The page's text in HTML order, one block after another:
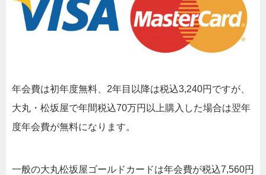
年会費は初年度無料、2年目以降は税込3,240円ですが、
大丸・松坂屋で年間税込70万円以上購入した場合は翌年
度年会費が無料になります。
一般の大丸松坂屋ゴールドカードは年会費が税込7,560円